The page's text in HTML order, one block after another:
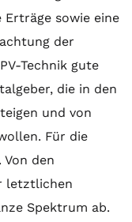
sowie eine
der
Technik gute
die in den
und von
Für die
den
letztlichen
Spektrum ab.